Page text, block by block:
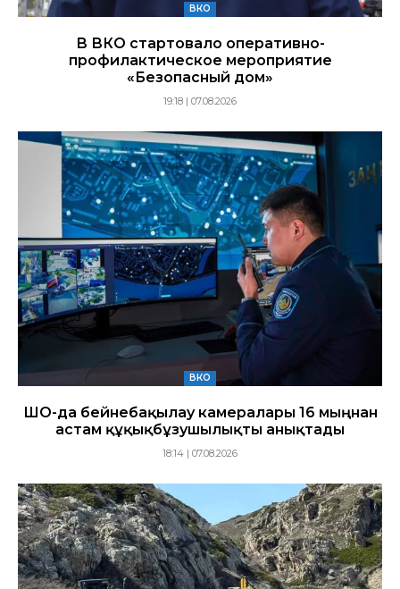
ВКО
В ВКО стартовало оперативно-
профилактическое мероприятие
«Безопасный дом»
19:18 | 07.08.2026
ВКО
ШҚО-да бейнебақылау камералары 16 мыңнан
астам құқықбұзушылықты анықтады
18:14 | 07.08.2026